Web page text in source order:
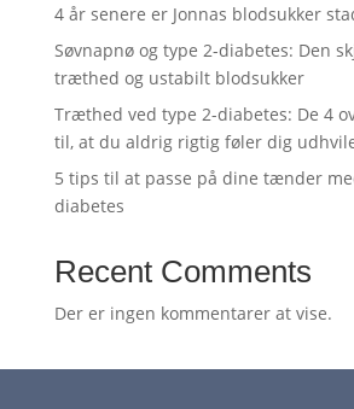
4 år senere er Jonnas blodsukker
Søvnapnø og type 2-diabetes: Den
træthed og ustabilt blodsukker
Træthed ved type 2-diabetes: De 4
til, at du aldrig rigtig føler dig
5 tips til at passe på dine tænder
diabetes
Recent Comments
Der er ingen kommentarer at vise.